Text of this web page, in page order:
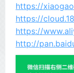
https://
https://
https://
http://